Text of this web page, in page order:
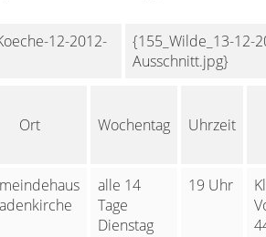
12-2012-
{155_Wilde_13-12-
Ausschnitt.jpg}
Ort Wochentag Uhrzeit
alle 14
Tage
Dienstag
19 Uhr